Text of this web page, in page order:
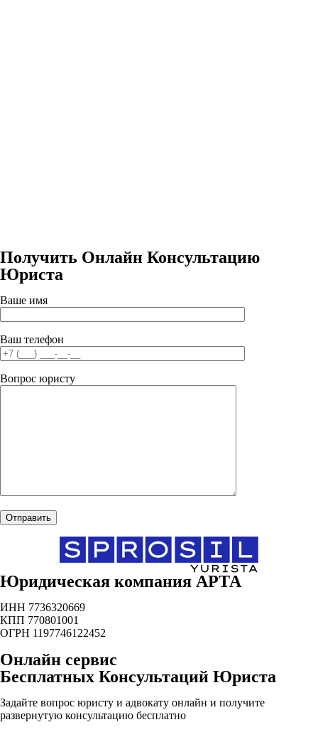
Получить Онлайн Консультацию
Юриста
Ваше имя
Ваш телефон
Вопрос юристу
Юридическая компания АРТА
ИНН 7736320669
КПП 770801001
ОГРН 1197746122452
Онлайн сервис
Бесплатных Консультаций Юриста
Задайте вопрос юристу и адвокату онлайн и получите
развернутую консультацию бесплатно